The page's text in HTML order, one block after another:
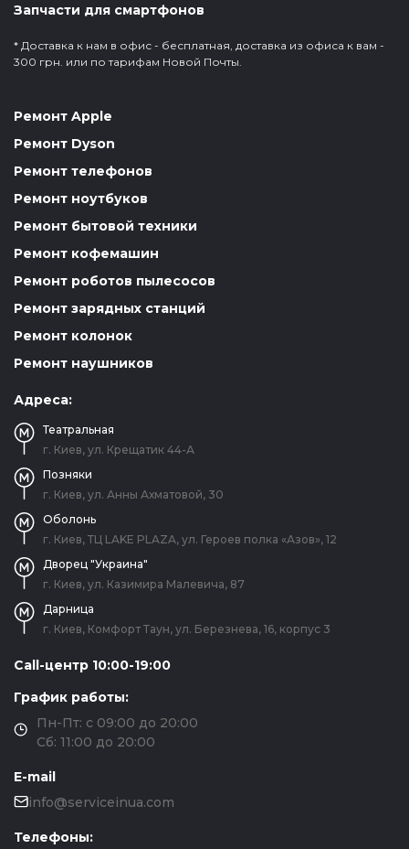
Запчасти для смартфонов
* Доставка к нам в офис - бесплатная, доставка из офиса к вам -
300 грн. или по тарифам Новой Почты.
Ремонт Apple
Ремонт Dyson
Ремонт телефонов
Ремонт ноутбуков
Ремонт бытовой техники
Ремонт кофемашин
Ремонт роботов пылесосов
Ремонт зарядных станций
Ремонт колонок
Ремонт наушников
Адреса:
Театральная
г. Киев, ул. Крещатик 44-А
Позняки
г. Киев, ул. Анны Ахматовой, 30
Оболонь
г. Киев, ТЦ LAKE PLAZA, ул. Героев полка «Азов», 12
Дворец "Украина"
г. Киев, ул. Казимира Малевича, 87
Дарница
г. Киев, Комфорт Таун, ул. Березнева, 16, корпус 3
Call-центр 10:00-19:00
График работы:
Пн-Пт: с 09:00 до 20:00
Сб: 11:00 до 20:00
E-mail
info@serviceinua.com
Телефоны: